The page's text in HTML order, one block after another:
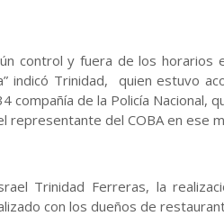
control y fuera de los horarios
indicó Trinidad, quien estuvo
compañía de la Policía Nacional,
del COBA en ese
Trinidad Ferreras, la
con los dueños de